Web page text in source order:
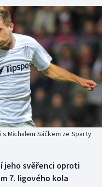
Michalem Sáčkem ze Sparty
jeho svěřenci oproti
7. ligového kola